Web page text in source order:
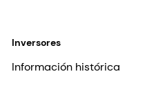
Inversores
Información histórica